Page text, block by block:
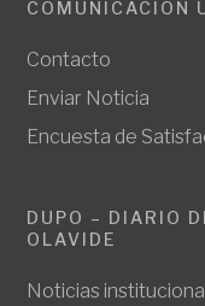
COMUNICACIÓN
Contacto
Enviar Noticia
Encuesta de
DUPO – DIARIO
OLAVIDE
Noticias